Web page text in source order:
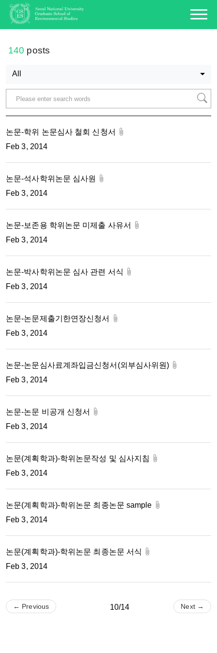
140 posts
All
논문-학위 논문심사 철회 신청서
Feb 3, 2014
논문-석사학위논문 심사원
Feb 3, 2014
논문-보존용 학위논문 미제출 사유서
Feb 3, 2014
논문-박사학위논문 심사 관련 서식
Feb 3, 2014
논문-논문제출기한연장신청서
Feb 3, 2014
논문-논문심사료계좌입금신청서(외부심사위원)
Feb 3, 2014
논문-논문 비공개 신청서
Feb 3, 2014
논문(계획학과)-학위논문작성 및 심사지침
Feb 3, 2014
논문(계획학과)-학위논문 최종논문 sample
Feb 3, 2014
논문(계획학과)-학위논문 최종논문 서식
Feb 3, 2014
← Previous 10/14 Next →